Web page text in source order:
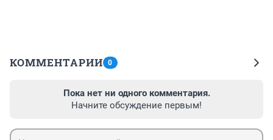
КОММЕНТАРИИ 0
Пока нет ни одного комментария.
Начните обсуждение первым!